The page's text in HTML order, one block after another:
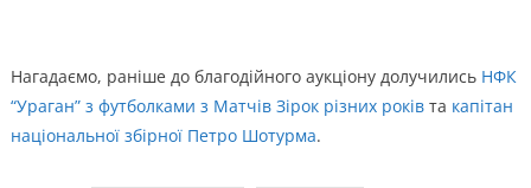
Нагадаємо, раніше до благодійного аукціону долучились НФК
“Ураган” з футболками з Матчів Зірок різних роківта капітан
національної збірної Петро Шотурма.